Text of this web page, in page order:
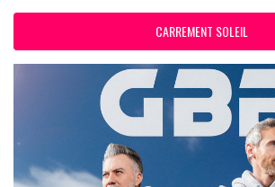
CARREMENT SOLEIL